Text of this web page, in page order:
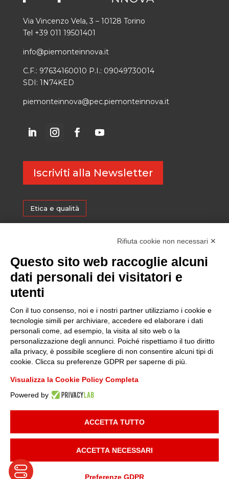
Via Vincenzo Vela, 3 – 10128 Torino
Tel +39 011 19501401
info@piemonteinnova.it
C.F.: 97634160010 P.I.: 09049730014
SDI: 1N74KED
piemonteinnova@pec.piemonteinnova.it
Iscriviti alla Newsletter
Etica e qualità
Sostenibilità
Media
Whistleblowing
INFORMATIVA PRIVACY
DEVELOPED BYMAILANDER
Rifiuta cookie non necessari ✕
Questo sito web raccoglie alcuni
dati personali dei visitatori e
utenti
Con il tuo consenso, noi e i nostri partner utilizziamo i cookie e
tecnologie simili per archiviare, accedere ed elaborare i dati
personali come, ad esempio, la visita al sito web o la
personalizzazione degli annunci. Poiché rispettiamo il tuo diritto
alla privacy, è possibile scegliere di non consentire alcuni tipi di
cookie. Clicca su preferenze GDPR per saperne di più.
Visualizza la Cookie Policy Completa
Powered by
ACCETTA TUTTO
ACCETTA NECESSARI
Preferenze GDPR